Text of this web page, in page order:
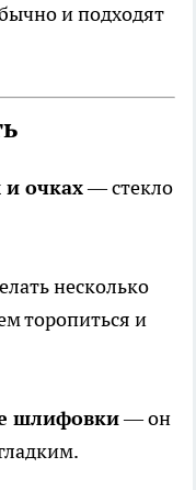
и подходят
и очках— стекло
несколько
торопиться и
шлифовки— он